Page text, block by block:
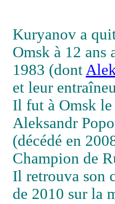
Kuryanov a
Omsk à 12 ans
1983 (dont
et leur
Il fut à Omsk
Aleksandr
(décédé en
Champion de
Il retrouva son
de 2010 sur la